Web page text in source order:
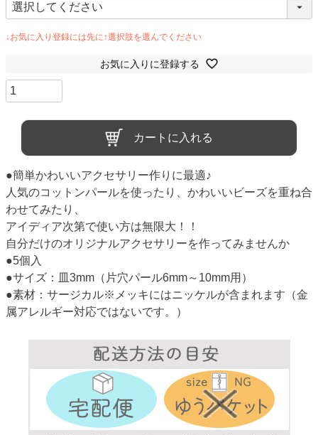
お気に入りに登録する
カートに入れる
●簡単かわいいアクセサリー作りに最適♪
人気のコットンパールを使ったり、かわいいビーズを重ね合
わせてみたり、
アイディア次第で使い方は無限大！！
自分だけのオリジナルアクセサリーを作ってみませんか
●5個入
●サイズ：皿3mm（片穴パール6mm～10mm用）
●素材：サージカル※メッキにはニッケルが含まれます（金
属アレルギー対応ではないです。）